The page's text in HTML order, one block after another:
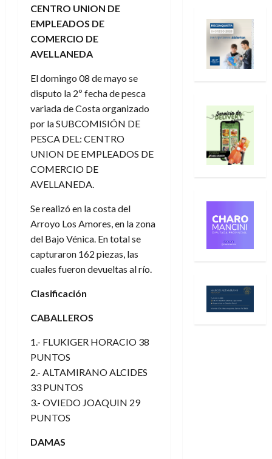
CENTRO UNION DE
EMPLEADOS DE
COMERCIO DE
AVELLANEDA
El domingo 08 de mayo se
disputo la 2º fecha de pesca
variada de Costa organizado
por la SUBCOMISIÓN DE
PESCA DEL: CENTRO
UNION DE EMPLEADOS DE
COMERCIO DE
AVELLANEDA.
Se realizó en la costa del
Arroyo Los Amores, en la zona
del Bajo Vénica. En total se
capturaron 162 piezas, las
cuales fueron devueltas al río.
Clasificación
CABALLEROS
1.- FLUKIGER HORACIO 38
PUNTOS
2.- ALTAMIRANO ALCIDES
33 PUNTOS
3.- OVIEDO JOAQUIN 29
PUNTOS
DAMAS